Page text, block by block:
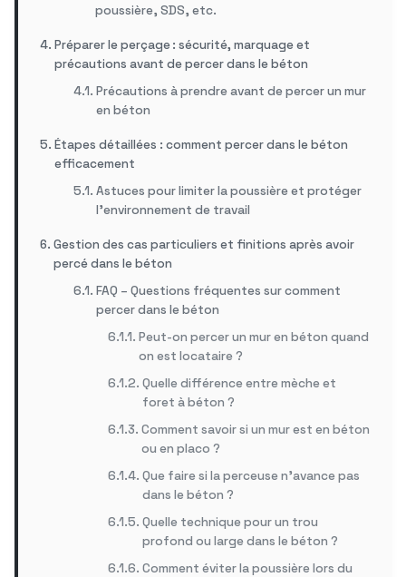
poussière, SDS, etc.
Préparer le perçage : sécurité, marquage et
précautions avant de percer dans le béton
Précautions à prendre avant de percer un mur
en béton
Étapes détaillées : comment percer dans le béton
efficacement
Astuces pour limiter la poussière et protéger
l’environnement de travail
Gestion des cas particuliers et finitions après avoir
percé dans le béton
FAQ – Questions fréquentes sur comment
percer dans le béton
Peut-on percer un mur en béton quand
on est locataire ?
Quelle différence entre mèche et
foret à béton ?
Comment savoir si un mur est en béton
ou en placo ?
Que faire si la perceuse n’avance pas
dans le béton ?
Quelle technique pour un trou
profond ou large dans le béton ?
Comment éviter la poussière lors du